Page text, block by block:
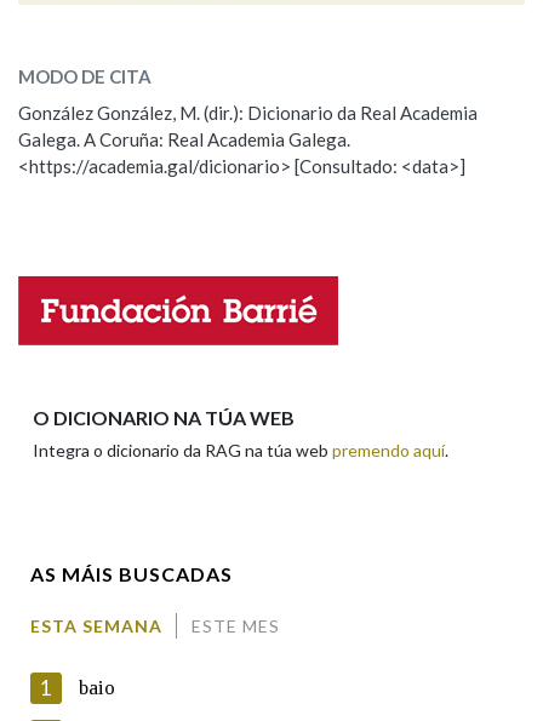
ESCOLLE UNHA OPCIÓN:
Observación Hai un erro na palabra
Propoño mellorar a definición
Nome
MODO DE CITA
González González, M. (dir.): Dicionario da Real Academia
Galega. A Coruña: Real Academia Galega.
<https://academia.gal/dicionario> [Consultado: <data>]
O DICIONARIO NA TÚA WEB
Integra o dicionario da RAG na túa web premendo aquí.
AS MÁIS BUSCADAS
ESTA SEMANA ESTE MES
1 baio